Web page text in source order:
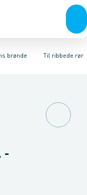
Tanke,
brønde& tilbehørTil ribbede rør
rør
-